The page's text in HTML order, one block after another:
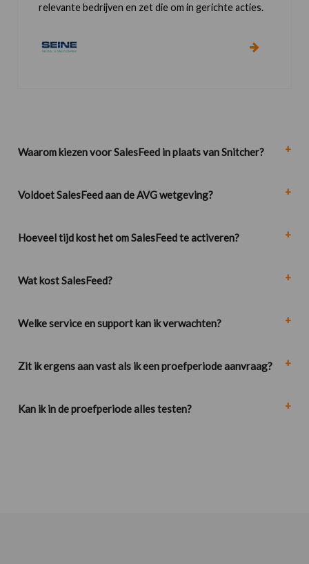
relevante bedrijven en zet die om in gerichte acties.
Waarom kiezen voor SalesFeed in plaats van Snitcher?
Voldoet SalesFeed aan de AVG wetgeving?
Hoeveel tijd kost het om SalesFeed te activeren?
Wat kost SalesFeed?
Welke service en support kan ik verwachten?
Zit ik ergens aan vast als ik een proefperiode aanvraag?
Kan ik in de proefperiode alles testen?